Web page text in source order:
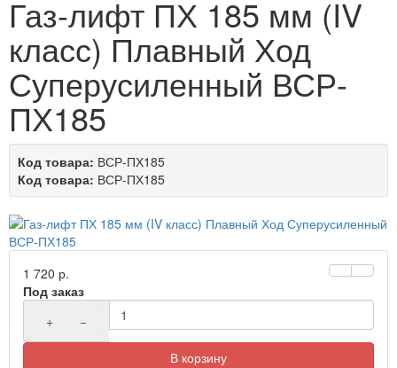
Газ-лифт ПХ 185 мм (IV
класс) Плавный Ход
Суперусиленный ВСР-
ПХ185
Код товара: ВСР-ПХ185
Код товара: ВСР-ПХ185
1 720 р.
Под заказ
+
−
В корзину